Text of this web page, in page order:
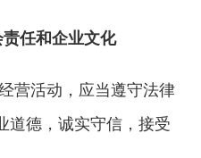
任和企业文化
营活动，应当遵守法律
道德，诚实守信，接受